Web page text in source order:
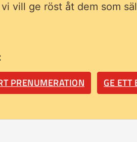
vill ge röst åt dem som
PRENUMERATION GE ETT